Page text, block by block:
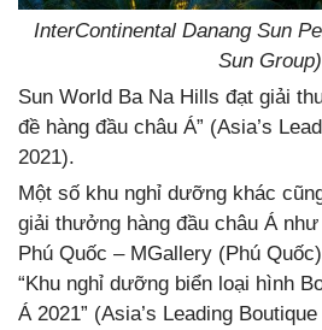
InterContinental Danang Sun
Sun Group)
Sun World Ba Na Hills đạt giải
đề hàng đầu châu Á” (Asia’s
2021).
Một số khu nghỉ dưỡng khác
giải thưởng hàng đầu châu Á
Phú Quốc – MGallery (Phú
“Khu nghỉ dưỡng biển loại hình
Á 2021” (Asia’s Leading